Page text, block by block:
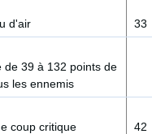
d'air 33
de 39 à 132 points de
les ennemis
coup critique 42